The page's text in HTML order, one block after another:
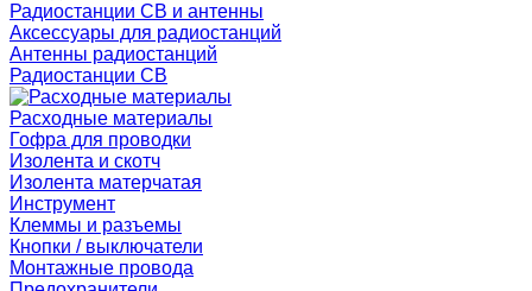
Радиостанции CB и антенны
Аксессуары для радиостанций
Антенны радиостанций
Радиостанции CB
Расходные материалы
Гофра для проводки
Изолента и скотч
Изолента матерчатая
Инструмент
Клеммы и разъемы
Кнопки / выключатели
Монтажные провода